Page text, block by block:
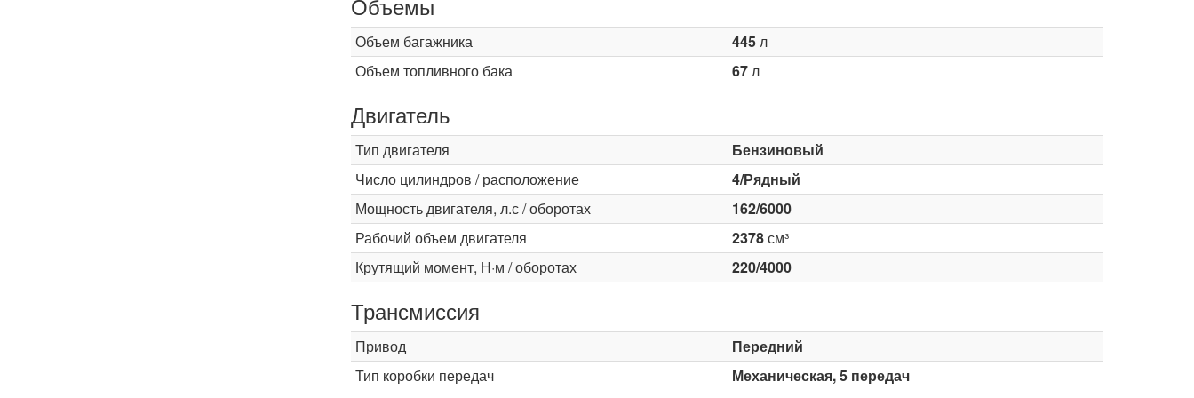
Объем багажника 445л
Объем топливного бака
67л
Двигатель
Тип двигателя
Бензиновый
Число цилиндров / расположение
4/Рядный
Мощность двигателя, л.с / оборотах
162/6000
Рабочий объем двигателя
2378см³
Крутящий момент, Н·м / оборотах
220/4000
Трансмиссия
Привод
Передний
Тип коробки передач
Механическая, 5 передач